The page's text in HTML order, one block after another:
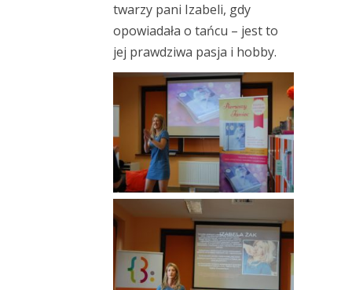
twarzy pani Izabeli, gdy
opowiadała o tańcu – jest to
jej prawdziwa pasja i hobby.